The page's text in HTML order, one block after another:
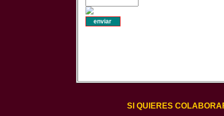
SI QUIERES